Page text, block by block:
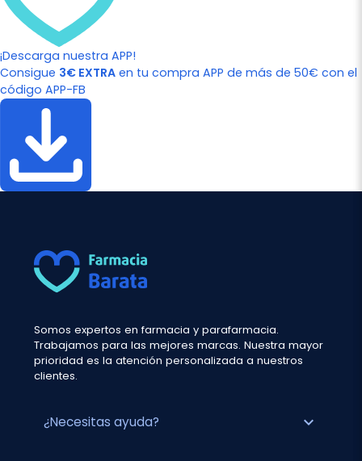
¡Descarga nuestra APP!
Consigue 3€ EXTRA en tu compra APP de más de 50€ con el
código APP-FB
Somos expertos en farmacia y parafarmacia.
Trabajamos para las mejores marcas. Nuestra mayor
prioridad es la atención personalizada a nuestros
clientes.
¿Necesitas ayuda? expand_more